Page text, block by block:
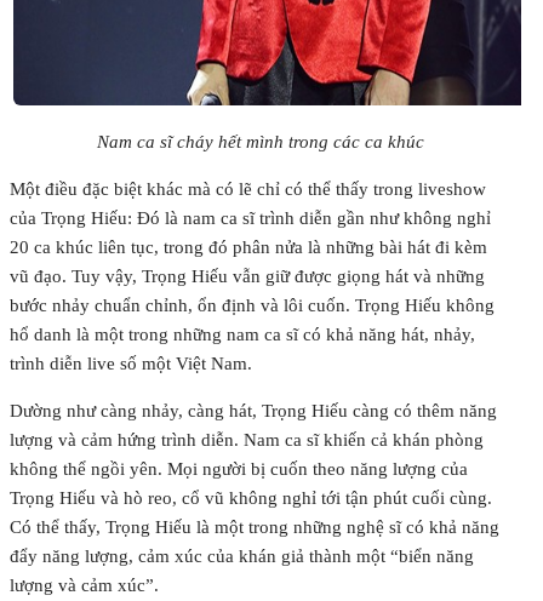
Nam ca sĩ cháy hết mình trong các ca khúc
Một điều đặc biệt khác mà có lẽ chỉ có thể thấy trong liveshow
của Trọng Hiếu: Đó là nam ca sĩ trình diễn gần như không nghỉ
20 ca khúc liên tục, trong đó phân nửa là những bài hát đi kèm
vũ đạo. Tuy vậy, Trọng Hiếu vẫn giữ được giọng hát và những
bước nhảy chuẩn chỉnh, ổn định và lôi cuốn. Trọng Hiếu không
hổ danh là một trong những nam ca sĩ có khả năng hát, nhảy,
trình diễn live số một Việt Nam.
Dường như càng nhảy, càng hát, Trọng Hiếu càng có thêm năng
lượng và cảm hứng trình diễn. Nam ca sĩ khiến cả khán phòng
không thể ngồi yên. Mọi người bị cuốn theo năng lượng của
Trọng Hiếu và hò reo, cổ vũ không nghỉ tới tận phút cuối cùng.
Có thể thấy, Trọng Hiếu là một trong những nghệ sĩ có khả năng
đẩy năng lượng, cảm xúc của khán giả thành một “biển năng
lượng và cảm xúc”.